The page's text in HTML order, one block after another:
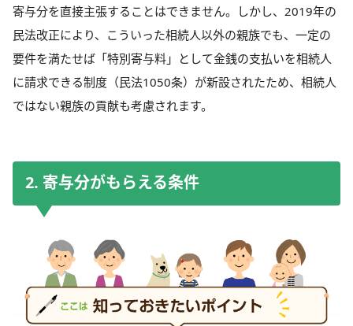
寄与分を直接主張することはできません。しかし、2019年の
民法改正により、こういった相続人以外の親族でも、一定の
要件を満たせば「特別寄与料」として金銭の支払いを相続人
に請求できる制度（民法1050条）が新設されたため、相続人
ではない親族の貢献も考慮されます。
2. 寄与分がもらえる条件